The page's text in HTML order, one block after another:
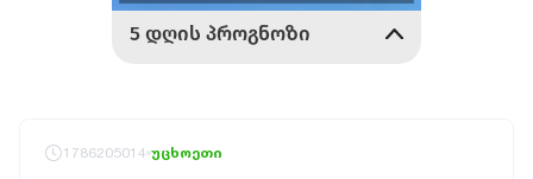
1786205014 უცხოეთი